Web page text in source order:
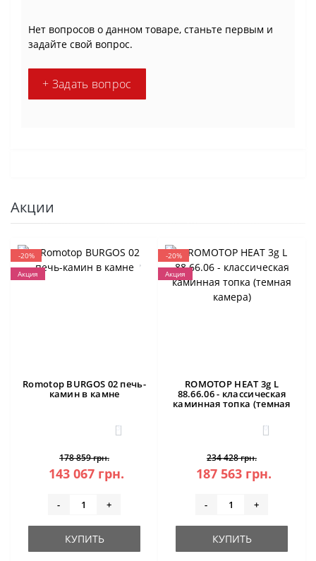
Нет вопросов о данном товаре, станьте первым и
задайте свой вопрос.
+ Задать вопрос
Акции
-20%
Акция
Romotop BURGOS 02 печь-
камин в камне
3
178 859 грн.
143 067 грн.
- +
КУПИТЬ
-20%
Акция
ROMOTOP HEAT 3g L
88.66.06 - классическая
каминная топка (темная
0
234 428 грн.
187 563 грн.
- +
КУПИТЬ